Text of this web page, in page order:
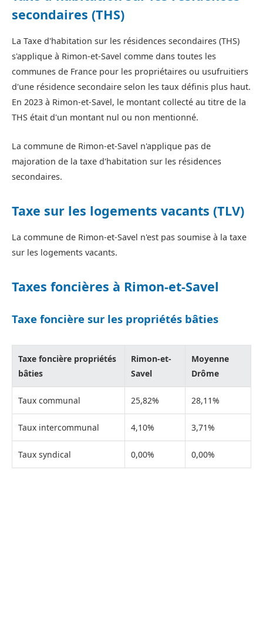
secondaires (THS)
La Taxe d'habitation sur les résidences secondaires (THS)
s'applique à Rimon-et-Savel comme dans toutes les
communes de France pour les propriétaires ou usufruitiers
d'une résidence secondaire selon les taux définis plus haut.
En 2023 à Rimon-et-Savel, le montant collecté au titre de la
THS était d'un montant nul ou non mentionné.
La commune de Rimon-et-Savel n'applique pas de
majoration de la taxe d'habitation sur les résidences
secondaires.
Taxe sur les logements vacants (TLV)
La commune de Rimon-et-Savel n'est pas soumise à la taxe
sur les logements vacants.
Taxes foncières à Rimon-et-Savel
Taxe foncière sur les propriétés bâties
Taxe foncière propriétés
bâties
Rimon-et-
Savel
Moyenne
Drôme
Taux communal 25,82% 28,11%
Taux intercommunal 4,10% 3,71%
Taux syndical 0,00% 0,00%